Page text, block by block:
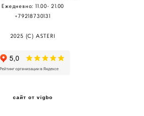
Ежедневно: 11.00- 21.00
+79218730131
2025 (C) ASTERI
сайт от vigbo